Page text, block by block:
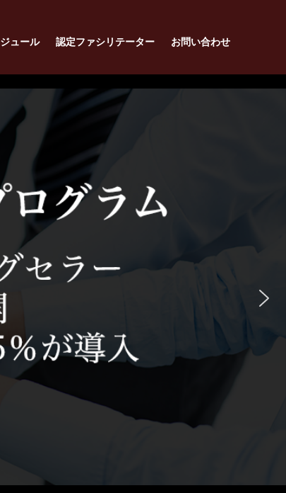
ュール 認定ファシリテーター お問い合わせ